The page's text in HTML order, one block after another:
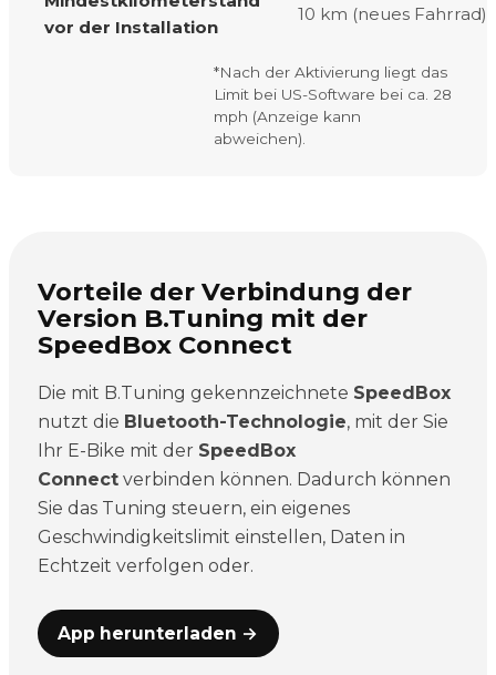
vor der Installation
10 km (neues Fahrrad)
*Nach der Aktivierung liegt das
Limit bei US-Software bei ca. 28
mph (Anzeige kann
abweichen).
Vorteile der Verbindung der
Version B.Tuning mit der
SpeedBox Connect
Die mit B.Tuning gekennzeichnete SpeedBox
nutzt die Bluetooth-Technologie, mit der Sie
Ihr E-Bike mit der SpeedBox
Connectverbinden können. Dadurch können
Sie das Tuning steuern, ein eigenes
Geschwindigkeitslimit einstellen, Daten in
Echtzeit verfolgen oder.
App herunterladen →